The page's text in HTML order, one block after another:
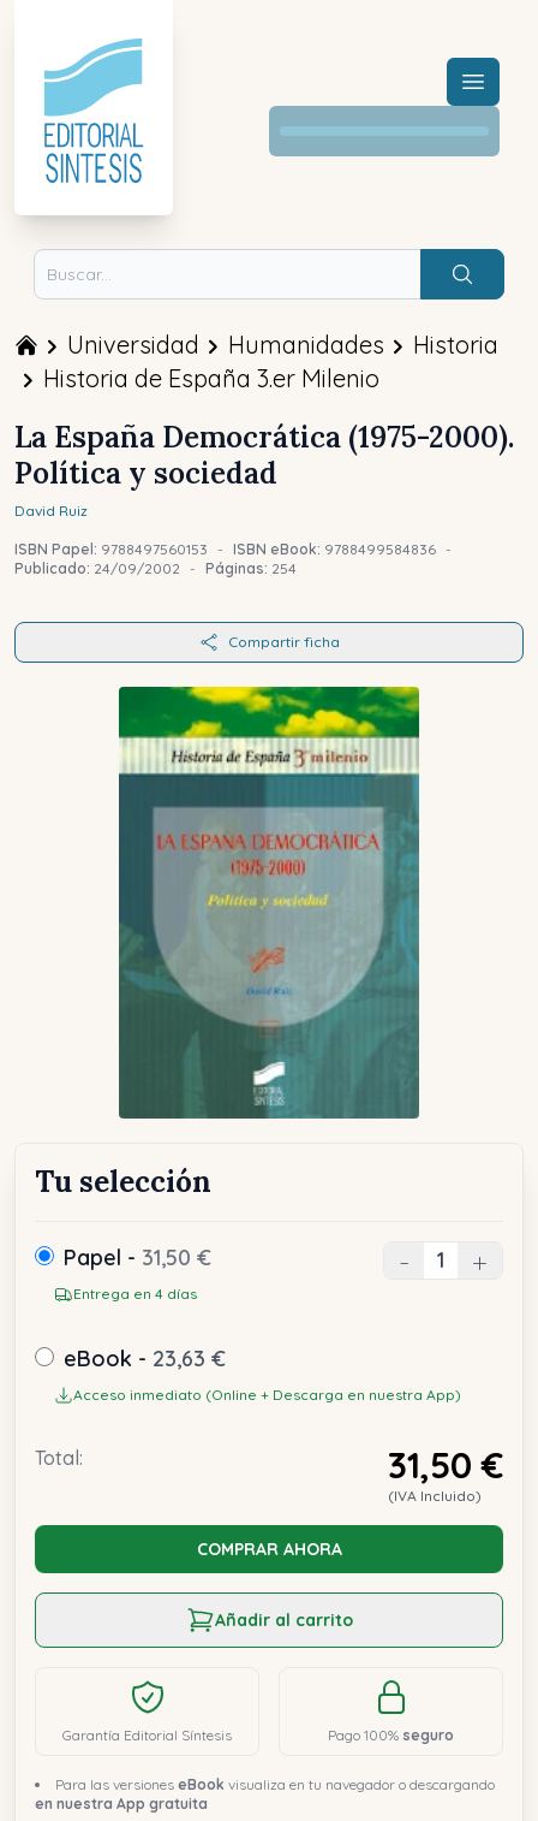
Menú
Buscar
Universidad Humanidades
Historia
Historia de España 3.er Milenio
La España Democrática (1975-2000).
Política y sociedad
David Ruiz
ISBN Papel: 9788497560153 - ISBN eBook: 9788499584836 -
Publicado: 24/09/2002 - Páginas: 254
Compartir ficha
Tu selección
Papel - 31,50 €
Entrega en 4 días
- +
eBook - 23,63 €
Acceso inmediato (Online + Descarga en nuestra App)
Total: 31,50 €
(IVA Incluido)
COMPRAR AHORA
Añadir al carrito
Garantía Editorial Síntesis Pago 100% seguro
Para las versiones eBook visualiza en tu navegador o descargando
en nuestra App gratuita